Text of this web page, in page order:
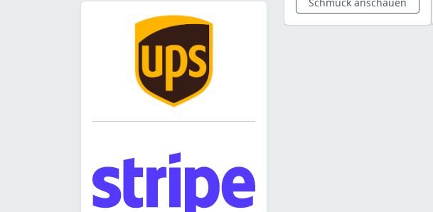
Schmuck anschauen